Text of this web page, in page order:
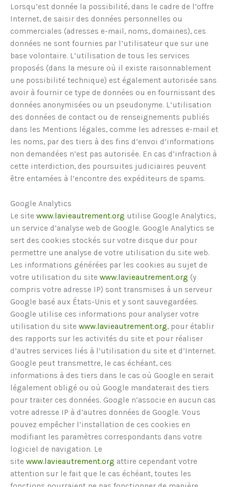
Lorsqu’est donnée la possibilité, dans le cadre de l’offre
Internet, de saisir des données personnelles ou
commerciales (adresses e-mail, noms, domaines), ces
données ne sont fournies par l’utilisateur que sur une
base volontaire. L’utilisation de tous les services
proposés (dans la mesure où il existe raisonnablement
une possibilité technique) est également autorisée sans
avoir à fournir ce type de données ou en fournissant des
données anonymisées ou un pseudonyme. L’utilisation
des données de contact ou de renseignements publiés
dans les Mentions légales, comme les adresses e-mail et
les noms, par des tiers à des fins d’envoi d’informations
non demandées n’est pas autorisée. En cas d’infraction à
cette interdiction, des poursuites judiciaires peuvent
être entamées à l’encontre des expéditeurs de spams.
Google Analytics
Le site www.lavieautrement.org utilise Google Analytics,
un service d’analyse web de Google. Google Analytics se
sert des cookies stockés sur votre disque dur pour
permettre une analyse de votre utilisation du site web.
Les informations générées par les cookies au sujet de
votre utilisation du site www.lavieautrement.org (y
compris votre adresse IP) sont transmises à un serveur
Google basé aux États-Unis et y sont sauvegardées.
Google utilise ces informations pour analyser votre
utilisation du site www.lavieautrement.org, pour établir
des rapports sur les activités du site et pour réaliser
d’autres services liés à l’utilisation du site et d’Internet.
Google peut transmettre, le cas échéant, ces
informations à des tiers dans le cas où Google en serait
légalement obligé ou où Google mandaterait des tiers
pour traiter ces données. Google n’associe en aucun cas
votre adresse IP à d’autres données de Google. Vous
pouvez empêcher l’installation de ces cookies en
modifiant les paramètres correspondants dans votre
logiciel de navigation. Le
site www.lavieautrement.org attire cependant votre
attention sur le fait que le cas échéant, toutes les